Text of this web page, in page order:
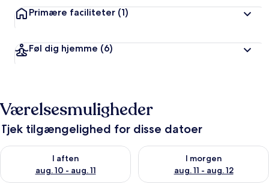
Primære faciliteter (1)
Føl dig hjemme (6)
Værelsesmuligheder
Tjek tilgængelighed for disse datoer
I aften
aug. 10 - aug. 11
Tjek tilgængelighed for i aften aug. 10 - aug. 11
I morgen
aug. 11 - aug. 12
Tjek tilgængelighed for i